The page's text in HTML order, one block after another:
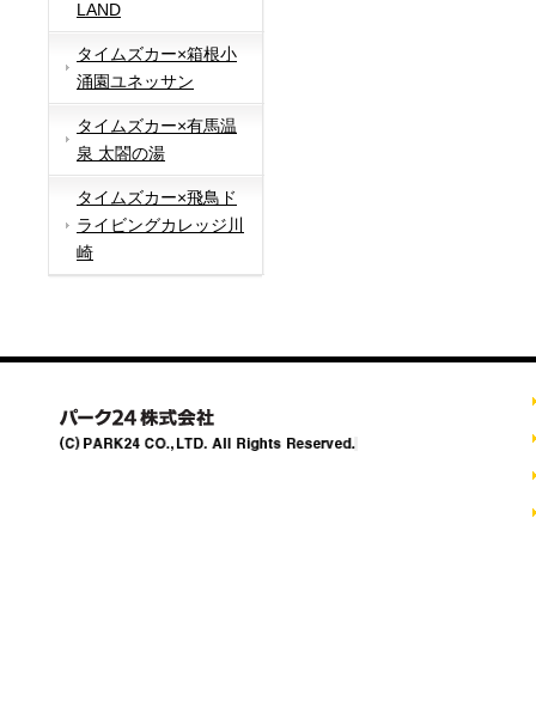
LAND
タイムズカー×箱根小
涌園ユネッサン
タイムズカー×有馬温
泉 太閤の湯
タイムズカー×飛鳥ド
ライビングカレッジ川
崎